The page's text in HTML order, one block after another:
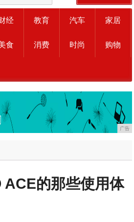
经 教育 汽车 家居
食 消费 时尚 购物
广告
ACE的那些使用体